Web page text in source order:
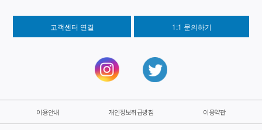
고객센터 연결 1:1 문의하기
이용안내 개인정보취급방침 이용약관